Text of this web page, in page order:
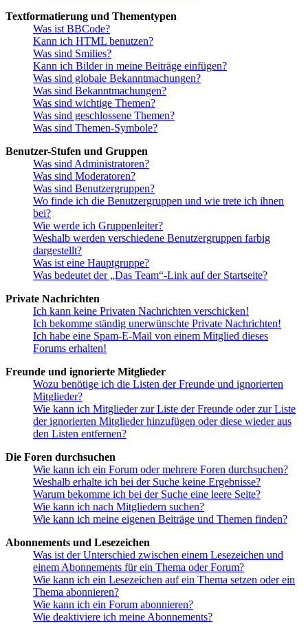
Textformatierung und Thementypen
Was ist BBCode?
Kann ich HTML benutzen?
Was sind Smilies?
Kann ich Bilder in meine Beiträge einfügen?
Was sind globale Bekanntmachungen?
Was sind Bekanntmachungen?
Was sind wichtige Themen?
Was sind geschlossene Themen?
Was sind Themen-Symbole?
Benutzer-Stufen und Gruppen
Was sind Administratoren?
Was sind Moderatoren?
Was sind Benutzergruppen?
Wo finde ich die Benutzergruppen und wie trete ich ihnen
bei?
Wie werde ich Gruppenleiter?
Weshalb werden verschiedene Benutzergruppen farbig
dargestellt?
Was ist eine Hauptgruppe?
Was bedeutet der „Das Team“-Link auf der Startseite?
Private Nachrichten
Ich kann keine Privaten Nachrichten verschicken!
Ich bekomme ständig unerwünschte Private Nachrichten!
Ich habe eine Spam-E-Mail von einem Mitglied dieses
Forums erhalten!
Freunde und ignorierte Mitglieder
Wozu benötige ich die Listen der Freunde und ignorierten
Mitglieder?
Wie kann ich Mitglieder zur Liste der Freunde oder zur Liste
der ignorierten Mitglieder hinzufügen oder diese wieder aus
den Listen entfernen?
Die Foren durchsuchen
Wie kann ich ein Forum oder mehrere Foren durchsuchen?
Weshalb erhalte ich bei der Suche keine Ergebnisse?
Warum bekomme ich bei der Suche eine leere Seite?
Wie kann ich nach Mitgliedern suchen?
Wie kann ich meine eigenen Beiträge und Themen finden?
Abonnements und Lesezeichen
Was ist der Unterschied zwischen einem Lesezeichen und
einem Abonnements für ein Thema oder Forum?
Wie kann ich ein Lesezeichen auf ein Thema setzen oder ein
Thema abonnieren?
Wie kann ich ein Forum abonnieren?
Wie deaktiviere ich meine Abonnements?